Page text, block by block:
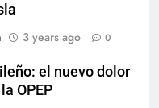
3 years ago 0
el nuevo dolor
OPEP